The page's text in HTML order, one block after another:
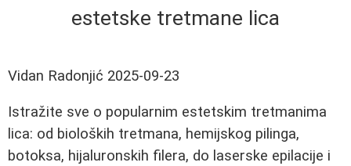
estetske tretmane lica
Vidan Radonjić 2025-09-23
Istražite sve o popularnim estetskim tretmanima
lica: od bioloških tretmana, hemijskog pilinga,
botoksa, hijaluronskih filera, do laserske epilacije i